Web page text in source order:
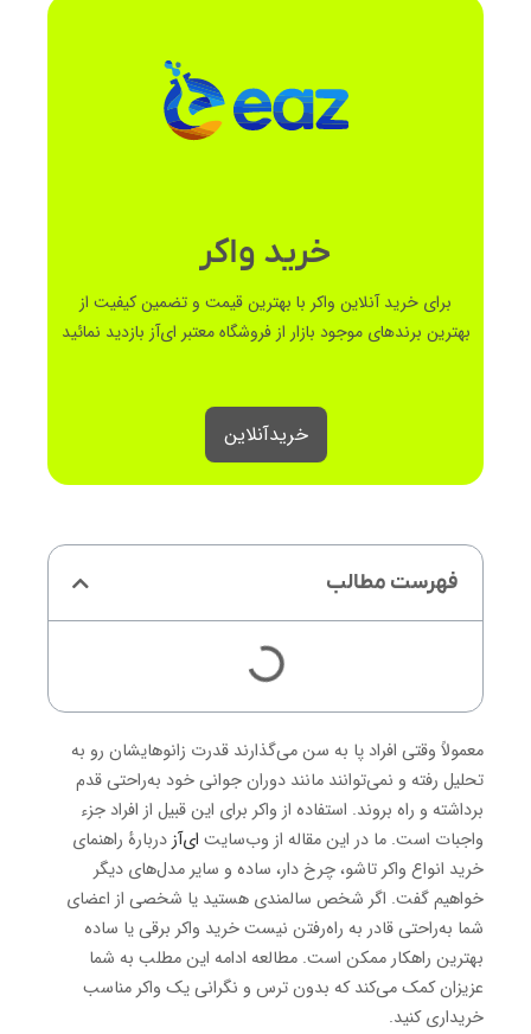
خرید واکر
برای خرید آنلاین واکر با بهترین قیمت و تضمین کیفیت از
بهترین برندهای موجود بازار از فروشگاه معتبر ای‌آز بازدید نمائید
خرید‌آنلاین
فهرست مطالب
معمولاً وقتی افراد پا به سن می‌گذارند قدرت زانوهایشان رو به
تحلیل رفته و نمی‌توانند مانند دوران جوانی خود به‌راحتی قدم
برداشته و راه بروند. استفاده از واکر برای این قبیل از افراد جزء
واجبات است. ما در این مقاله از وب‌سایت ای‌آزدربارۀ راهنمای
خرید انواع واکر تاشو، چرخ دار، ساده و سایر مدل‌های دیگر
خواهیم گفت. اگر شخص سالمندی هستید یا شخصی از اعضای
شما به‌راحتی قادر به راه‌رفتن نیست خرید واکر برقی یا ساده
بهترین راهکار ممکن است. مطالعه ادامه این مطلب به شما
عزیزان کمک می‌کند که بدون ترس و نگرانی یک واکر مناسب
خریداری کنید.